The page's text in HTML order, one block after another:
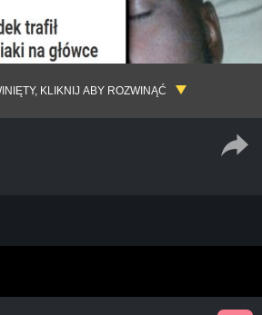
KLIKNIJ ABY ROZWINĄĆ